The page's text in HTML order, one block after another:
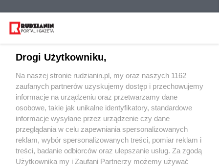
Wydawca mediów lokalnych
Nie zapomnij
zapoznać się z:
polityką prywatności regulamin korzystania z portali
Twojemiasto Skontaktuj sięz nami
Drogi Użytkowniku,
Na naszej stronie rudzianin.pl, my oraz naszych 1162
zaufanych partnerów uzyskujemy dostęp i przechowujemy
informacje na urządzeniu oraz przetwarzamy dane
osobowe, takie jak unikalne identyfikatory, standardowe
informacje wysyłane przez urządzenie czy dane
przeglądania w celu zapewniania spersonalizowanych
reklam, wybór spersonalizowanych treści, pomiar reklam i
treści, badanie odbiorców oraz ulepszanie usług. Za zgodą
Użytkownika my i Zaufani Partnerzy możemy używać